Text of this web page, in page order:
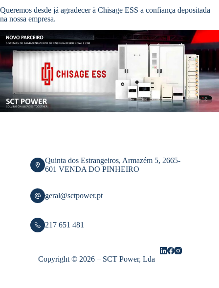
Queremos desde já agradecer à Chisage ESS a confiança depositada
na nossa empresa.
Quinta dos Estrangeiros, Armazém 5, 2665-
601 VENDA DO PINHEIRO
geral@sctpower.pt
217 651 481
Copyright © 2026 – SCT Power, Lda